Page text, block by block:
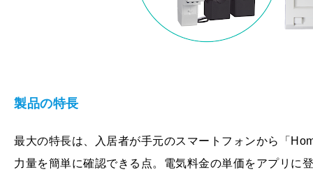
製品の特長
最大の特長は、入居者が手元のスマートフォンから「
力量を簡単に確認できる点。電気料金の単価をアプリに